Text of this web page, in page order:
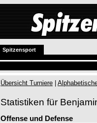
Spitzensport
Übersicht Turniere
Statistiken für
Offense und Defense